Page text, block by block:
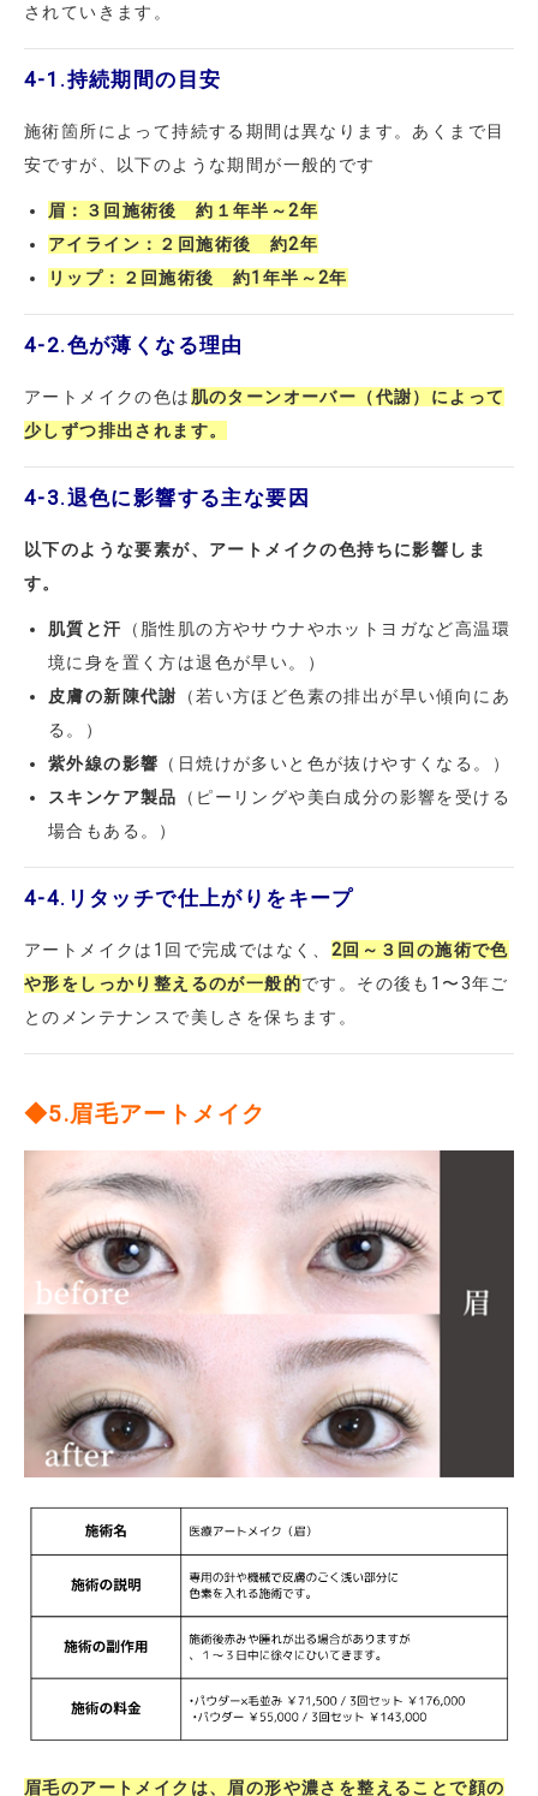
されていきます。
4-1.持続期間の目安
施術箇所によって持続する期間は異なります。あくまで目
安ですが、以下のような期間が一般的です
眉：３回施術後 約１年半～2年
アイライン：２回施術後 約2年
リップ：２回施術後 約1年半～2年
4-2.色が薄くなる理由
アートメイクの色は 肌のターンオーバー（代謝）によって
少しずつ排出されます。
4-3.退色に影響する主な要因
以下のような要素が、アートメイクの色持ちに影響しま
す。
肌質と汗
（脂性肌の方やサウナやホットヨガなど高温環
境に身を置く方は退色が早い。）
皮膚の新陳代謝
（若い方ほど色素の排出が早い傾向にあ
る。）
紫外線の影響 （日焼けが多いと色が抜けやすくなる。）
スキンケア製品
（ピーリングや美白成分の影響を受ける
場合もある。）
4-4. リタッチで仕上がりをキープ
アートメイクは1回で完成ではなく、 2回～３回の施術で色
や形をしっかり整えるのが一般的です。その後も1〜3年ご
とのメンテナンスで美しさを保ちます。
◆5.眉毛アートメイク
眉毛のアートメイクは、眉の形や濃さを整えることで顔の